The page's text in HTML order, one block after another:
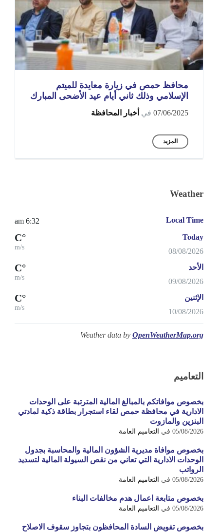
محافظ حمص في زيارة معايدة للميتم
الإسلامي وذلك ثاني أيام عيد الأضحى المبارك
07/06/2025 في أخبار المحافظة
المزيد
Weather
Local Time
6:32 am
Today
08/08/2026
°C
m/s
الأحد
09/08/2026
°C
m/s
الإثنين
10/08/2026
°C
m/s
Weather data by OpenWeatherMap.org
التعاميم
بخصوص موافاتكم بالمبالغ المالية المترتبة على الوحدات
الادارية في محافظة حمص لقاء استجرار بطاقة ذكية لمادتي
البنزين والمازوت
05/08/2026 في التعاميم العامة
بخصوص موافاة مديرية الشؤون المالية والمحاسبة بجدول
الوحدات الادارية التي تعاني من نقص السيولة المالية لتسديد
الرواتب
05/08/2026 في التعاميم العامة
بخصوص متابعة اعمال هدم مخالفات البناء
05/08/2026 في التعاميم العامة
بخصوص تفويض السادة المحافظون بتجاوز سقوف الاصلاح